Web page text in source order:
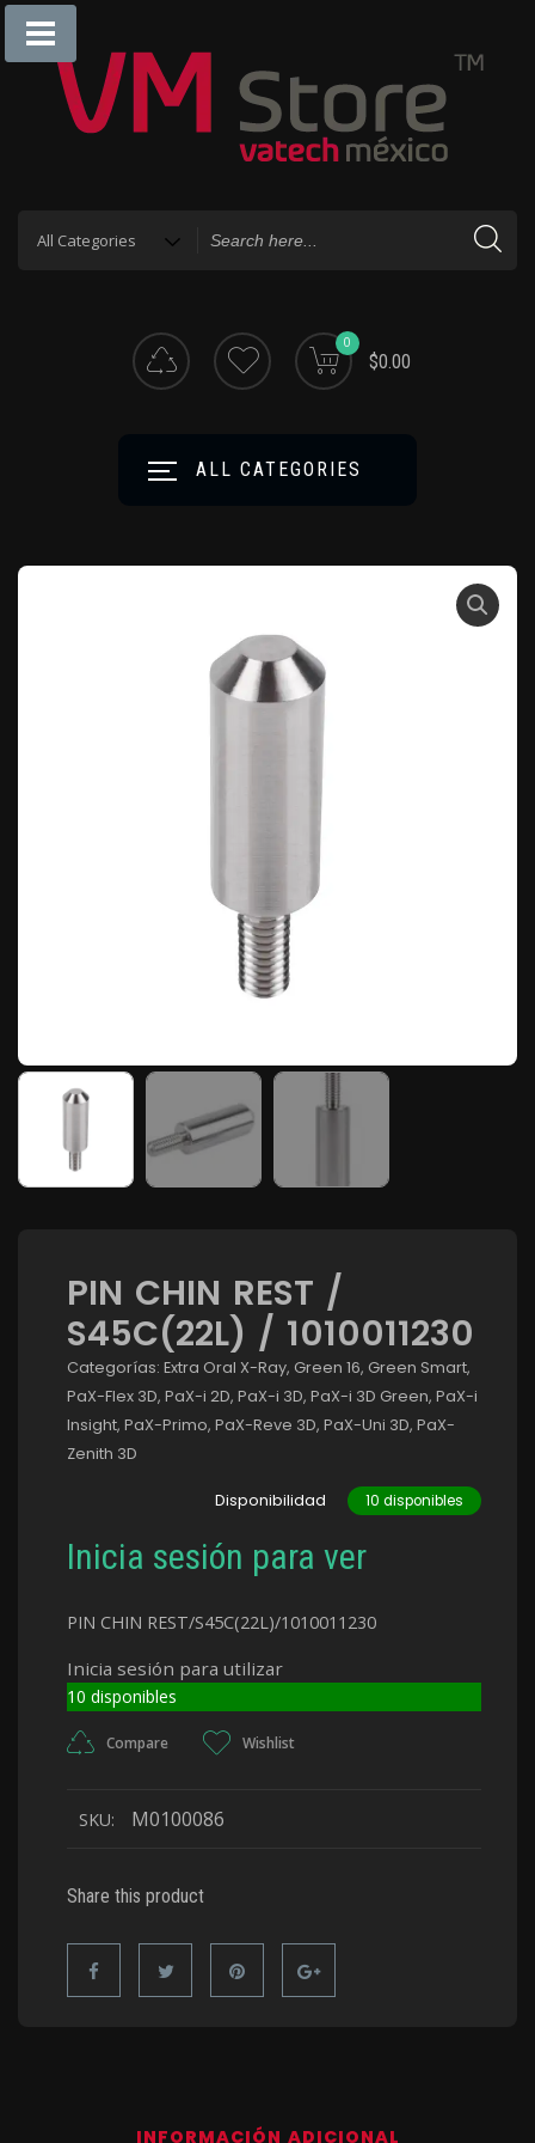
0
$0.00
ALL CATEGORIES
PIN CHIN REST /
S45C(22L) / 1010011230
Categorías: Extra Oral X-Ray, Green 16, Green Smart,
PaX-Flex 3D, PaX-i 2D, PaX-i 3D, PaX-i 3D Green, PaX-i
Insight, PaX-Primo, PaX-Reve 3D, PaX-Uni 3D, PaX-
Zenith 3D
Disponibilidad 10 disponibles
Inicia sesión para ver
PIN CHIN REST/S45C(22L)/1010011230
Inicia sesión para utilizar
10 disponibles
Compare Wishlist
SKU: M0100086
Share this product
INFORMACIÓN ADICIONAL